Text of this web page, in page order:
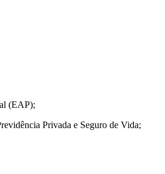
(EAP);
Privada e Seguro de Vida;